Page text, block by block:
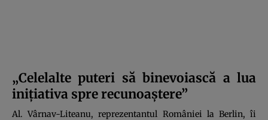
„Celelalte puteri să binevoiască a lua
inițiativa spre recunoaștere”
Al. Vârnav-Liteanu, reprezentantul României la Berlin, îi